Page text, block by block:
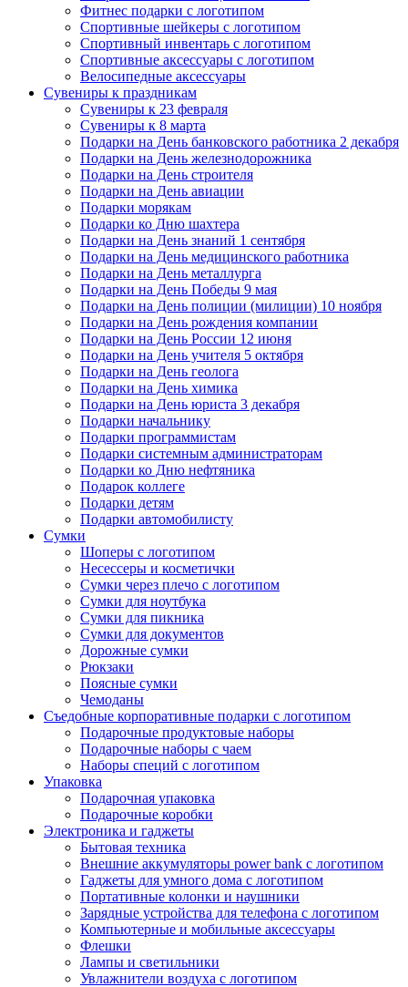
Фитнес подарки с логотипом
Спортивные шейкеры с логотипом
Спортивный инвентарь с логотипом
Спортивные аксессуары с логотипом
Велосипедные аксессуары
Сувениры к праздникам
Сувениры к 23 февраля
Сувениры к 8 марта
Подарки на День банковского работника 2 декабря
Подарки на День железнодорожника
Подарки на День строителя
Подарки на День авиации
Подарки морякам
Подарки ко Дню шахтера
Подарки на День знаний 1 сентября
Подарки на День медицинского работника
Подарки на День металлурга
Подарки на День Победы 9 мая
Подарки на День полиции (милиции) 10 ноября
Подарки на День рождения компании
Подарки на День России 12 июня
Подарки на День учителя 5 октября
Подарки на День геолога
Подарки на День химика
Подарки на День юриста 3 декабря
Подарки начальнику
Подарки программистам
Подарки системным администраторам
Подарки ко Дню нефтяника
Подарок коллеге
Подарки детям
Подарки автомобилисту
Сумки
Шоперы с логотипом
Несессеры и косметички
Сумки через плечо с логотипом
Сумки для ноутбука
Сумки для пикника
Сумки для документов
Дорожные сумки
Рюкзаки
Поясные сумки
Чемоданы
Съедобные корпоративные подарки с логотипом
Подарочные продуктовые наборы
Подарочные наборы с чаем
Наборы специй с логотипом
Упаковка
Подарочная упаковка
Подарочные коробки
Электроника и гаджеты
Бытовая техника
Внешние аккумуляторы power bank с логотипом
Гаджеты для умного дома с логотипом
Портативные колонки и наушники
Зарядные устройства для телефона с логотипом
Компьютерные и мобильные аксессуары
Флешки
Лампы и светильники
Увлажнители воздуха с логотипом